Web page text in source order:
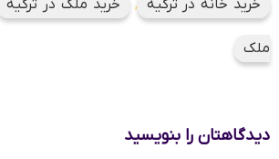
خرید خانه در ترکیه , خرید ملک در ترکیه
ملک
دیدگاهتان را بنویسید